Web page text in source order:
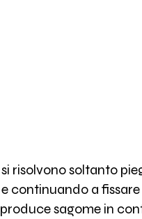
risolvono soltanto
continuando a fissare
sagome in